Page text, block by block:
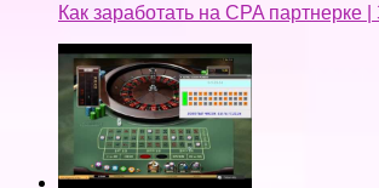
Как заработать на CPA партнерке